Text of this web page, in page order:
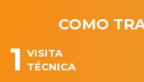
COMO
1 VISITA
TÉCNICA